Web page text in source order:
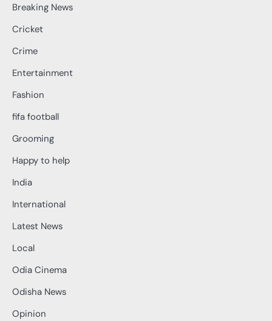
Breaking News
Cricket
Crime
Entertainment
Fashion
fifa football
Grooming
Happy to help
India
International
Latest News
Local
Odia Cinema
Odisha News
Opinion